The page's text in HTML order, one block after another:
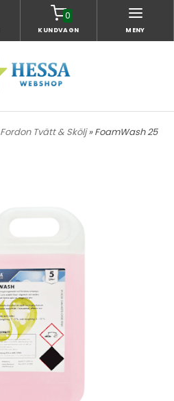
0
KUNDVAGN MENY
Fordon Tvätt & Skölj» FoamWash 25